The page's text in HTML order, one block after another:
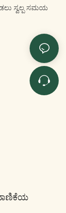
ಸ್ವಲ್ಪ ಸಮಯ